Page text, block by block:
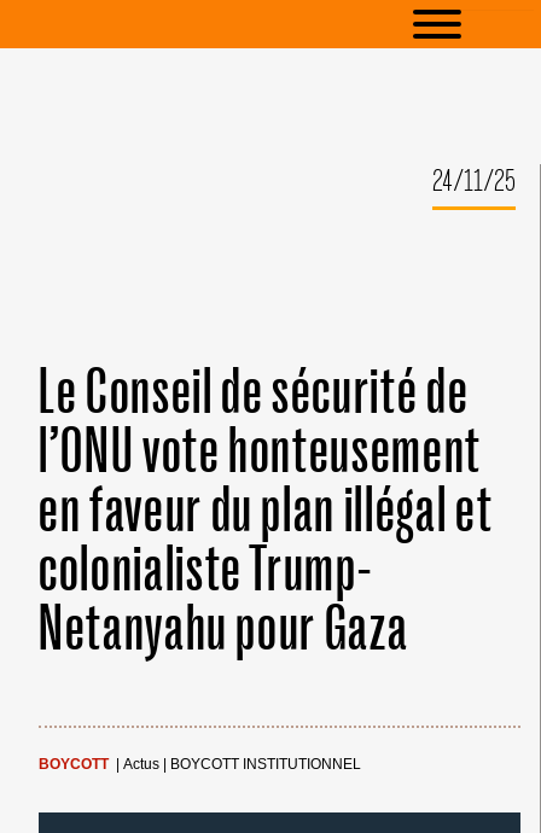
24/11/25
Le Conseil de sécurité de
l’ONU vote honteusement
en faveur du plan illégal et
colonialiste Trump-
Netanyahu pour Gaza
BOYCOTT Actus BOYCOTT INSTITUTIONNEL